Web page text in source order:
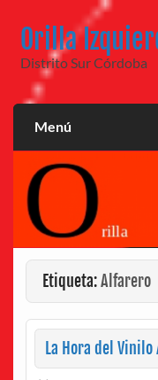
contenido
Orilla
Distrito Sur Córdoba
Menú
Etiqueta:Alfarero
La Hora del